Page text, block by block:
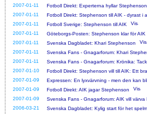
2007-01-11
Fotboll Direkt: Experterna hyllar Stephenson
2007-01-11
Fotboll Direkt: Stephenson till AIK - dyrast i
2007-01-11
Fotboll Sverige: Stephenson till AIK
2007-01-11
Göteborgs-Posten: Stephenson klar för AIK
2007-01-11
Svenska Dagbladet: Khari Stephenson
2007-01-11
Svenska Fans - Gnagarforum: Khari
2007-01-11
Svenska Fans - Gnagarforum: Krönika:
2007-01-10
Fotboll Direkt: Stephenson vill till AIK: Ett
2007-01-09
Expressen: En lyxvärvning - men den kan
2007-01-09
Fotboll Direkt: AIK jagar Stephenson
2007-01-09
Svenska Fans - Gnagarforum: AIK vill värva
2006-03-21
Svenska Dagbladet: Kylig start för het